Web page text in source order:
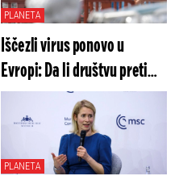
PLANETA
Iščezli virus ponovo u
Evropi: Da li društvu preti
još veća epidemiološka
kriza?
PLANETA